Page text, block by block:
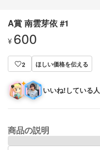
A賞 南雲芽依 #1
¥ 600
2 ほしい価格を伝える
いいね!している人
商品の説明